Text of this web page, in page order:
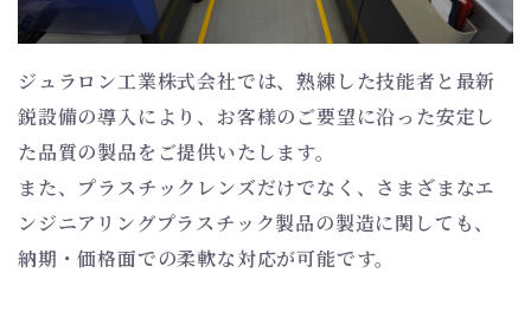
ジュラロン工業株式会社では、熟練した技能者と最新
鋭設備の導入により、お客様のご要望に沿った安定し
た品質の製品をご提供いたします。
また、プラスチックレンズだけでなく、さまざまなエ
ンジニアリングプラスチック製品の製造に関しても、
納期・価格面での柔軟な対応が可能です。